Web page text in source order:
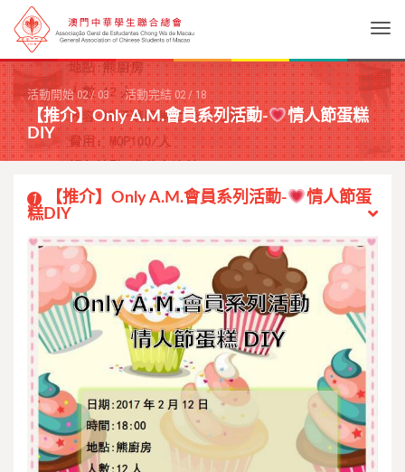
活動開始 02/03 活動完結 02/18
【推介】Only A.M.會員系列活動-
情人節蛋糕
DIY
1 【推介】Only A.M.會員系列活動-
情人節蛋
糕DIY